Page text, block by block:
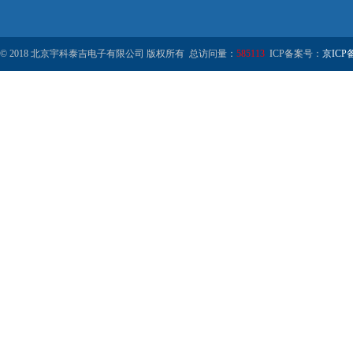
© 2018 北京宇科泰吉电子有限公司 版权所有 总访问量： 585113 ICP备案号： 京ICP